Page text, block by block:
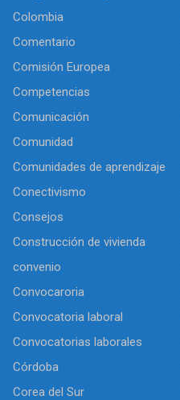
Colombia
Comentario
Comisión Europea
Competencias
Comunicación
Comunidad
Comunidades de aprendizaje
Conectivismo
Consejos
Construcción de vivienda
convenio
Convocaroria
Convocatoria laboral
Convocatorias laborales
Córdoba
Corea del Sur